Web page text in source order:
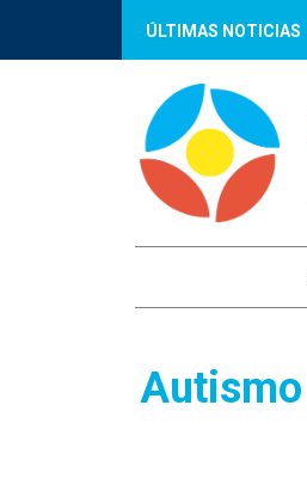
ÚLTIMAS NOTICIAS
Autismo